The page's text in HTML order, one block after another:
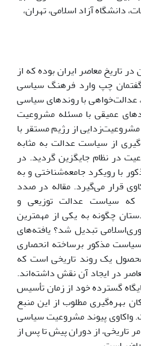
دانشگاه آزاد اسلامی، تهران،
تاریخ معاصر ایران بوده که از
چپ وارد فرهنگ سیاسی
عدالت‌خواهی با روندهای سیاسی
عمیقی با مسئله مشروعیت
از رژیم مستقر با
از سیاست عدالت به مثابه
در نظام جایگزین گردید. در
با رویکرد جامعه‌شناختی و به
قرار می‌گیرد. مقاله در صدد
سیاست عدالت توزیعی و
چگونه به یکی از مهمترین
تبدیل شد؟ یافته‌های
مذکور برساخته انحصاری
یک روند تاریخی است که
در ایجاد آن نقش داشته‌اند.
گسترده خود از زمان تأسیس
بهره‌گیری مطلوب از این منبع
پیوند مشروعیت سیاسی
تاریخی، از دوران پیش تا پس از